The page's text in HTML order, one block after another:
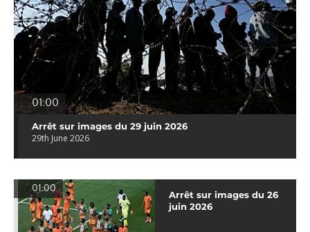
01:00
Arrêt sur images du 29 juin 2026
29th June 2026
01:00
Arrêt sur images du 26
juin 2026